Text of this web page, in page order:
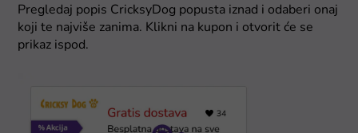
Pregledaj popis CricksyDog popusta iznad i odaberi onaj
koji te najviše zanima. Klikni na kupon i otvorit će se
prikaz ispod.